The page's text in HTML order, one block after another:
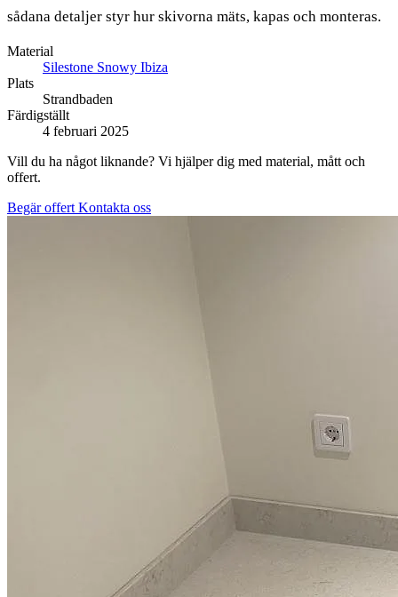
sådana detaljer styr hur skivorna mäts, kapas och monteras.
Material
Silestone Snowy Ibiza
Plats
Strandbaden
Färdigställt
4 februari 2025
Vill du ha något liknande? Vi hjälper dig med material, mått och
offert.
Begär offert Kontakta oss